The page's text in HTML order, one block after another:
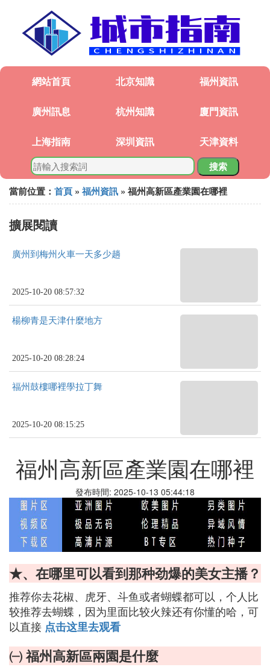
網站首頁 北京知識 福州資訊
廣州訊息 杭州知識 廈門資訊
上海指南 深圳資訊 天津資料
搜索
當前位置： 首頁 » 福州資訊 » 福州高新區產業園在哪裡
擴展閱讀
廣州到梅州火車一天多少趟
2025-10-20 08:57:32
楊柳青是天津什麼地方
2025-10-20 08:28:24
福州鼓樓哪裡學拉丁舞
2025-10-20 08:15:25
福州高新區產業園在哪裡
發布時間: 2025-10-13 05:44:18
★、在哪里可以看到那种劲爆的美女主播？
推荐你去花椒、虎牙、斗鱼或者蝴蝶都可以，个人比
较推荐去蝴蝶，因为里面比较火辣还有你懂的哈，可
以直接 点击这里去观看
㈠ 福州高新區兩園是什麼